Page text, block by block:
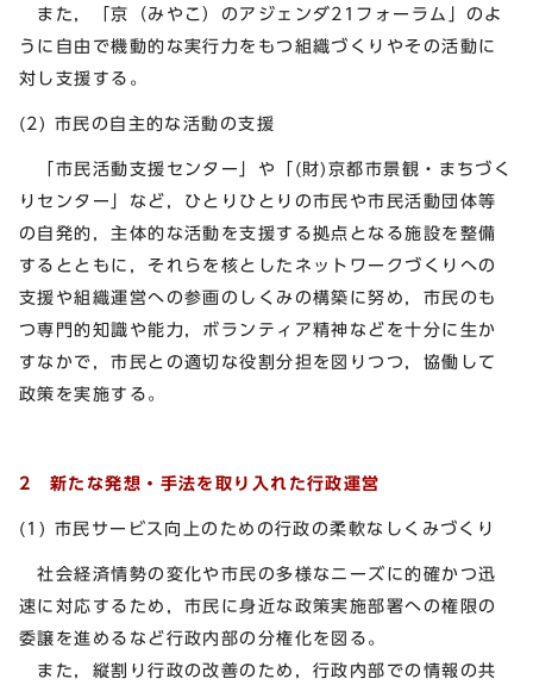
また，「京（みやこ）のアジェンダ21フォーラム」のよ
うに自由で機動的な実行力をもつ組織づくりやその活動に
対し支援する。
(2) 市民の自主的な活動の支援
「市民活動支援センター」や「(財)京都市景観・まちづく
りセンター」など，ひとりひとりの市民や市民活動団体等
の自発的，主体的な活動を支援する拠点となる施設を整備
するとともに，それらを核としたネットワークづくりへの
支援や組織運営への参画のしくみの構築に努め，市民のも
つ専門的知識や能力，ボランティア精神などを十分に生か
すなかで，市民との適切な役割分担を図りつつ，協働して
政策を実施する。
2 新たな発想・手法を取り入れた行政運営
(1) 市民サービス向上のための行政の柔軟なしくみづくり
社会経済情勢の変化や市民の多様なニーズに的確かつ迅
速に対応するため，市民に身近な政策実施部署への権限の
委譲を進めるなど行政内部の分権化を図る。
また，縦割り行政の改善のため，行政内部での情報の共